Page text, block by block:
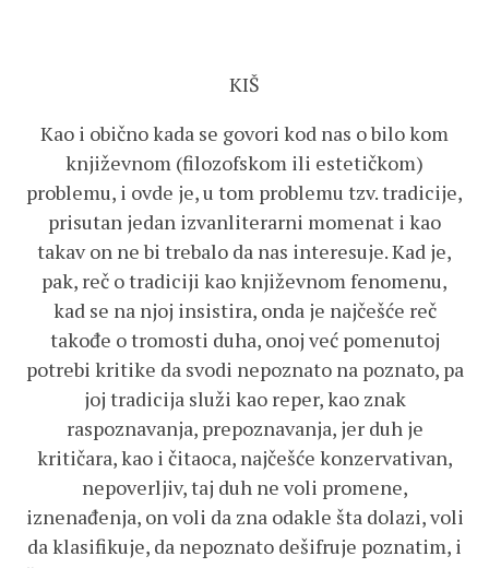
KIŠ
Kao i obično kada se govori kod nas o bilo kom
književnom (filozofskom ili estetičkom)
problemu, i ovde je, u tom problemu tzv. tradicije,
prisutan jedan izvanliterarni momenat i kao
takav on ne bi trebalo da nas interesuje. Kad je,
pak, reč o tradiciji kao književnom fenomenu,
kad se na njoj insistira, onda je najčešće reč
takođe o tromosti duha, onoj već pomenutoj
potrebi kritike da svodi nepoznato na poznato, pa
joj tradicija služi kao reper, kao znak
raspoznavanja, prepoznavanja, jer duh je
kritičara, kao i čitaoca, najčešće konzervativan,
nepoverljiv, taj duh ne voli promene,
iznenađenja, on voli da zna odakle šta dolazi, voli
da klasifikuje, da nepoznato dešifruje poznatim, i